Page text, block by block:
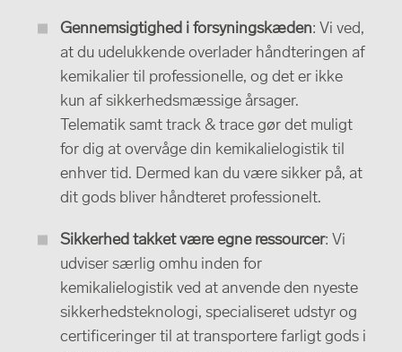
Gennemsigtighed i forsyningskæden: Vi ved,
at du udelukkende overlader håndteringen af
kemikalier til professionelle, og det er ikke
kun af sikkerhedsmæssige årsager.
Telematik samt track & trace gør det muligt
for dig at overvåge din kemikalielogistik til
enhver tid. Dermed kan du være sikker på, at
dit gods bliver håndteret professionelt.
Sikkerhed takket være egne ressourcer: Vi
udviser særlig omhu inden for
kemikalielogistik ved at anvende den nyeste
sikkerhedsteknologi, specialiseret udstyr og
certificeringer til at transportere farligt gods i